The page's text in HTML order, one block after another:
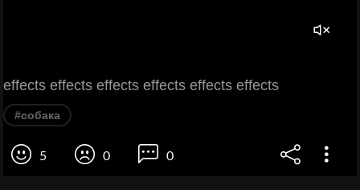
effects effects effects effects effects effects
#собака
5 0 0